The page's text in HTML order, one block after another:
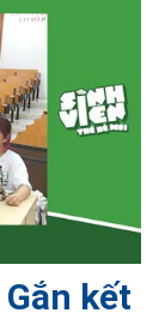
kết